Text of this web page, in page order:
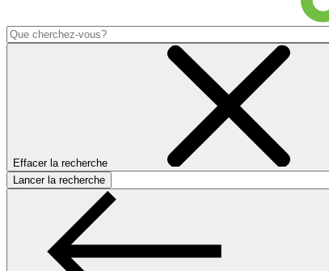
Effacer la recherche
Lancer la recherche